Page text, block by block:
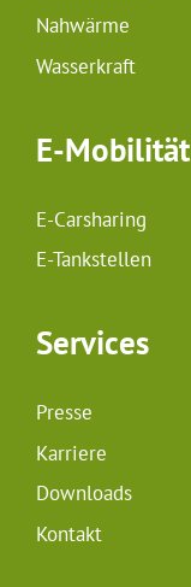
Nahwärme
Wasserkraft
E-Mobilität
E-Carsharing
E-Tankstellen
Services
Presse
Karriere
Downloads
Kontakt